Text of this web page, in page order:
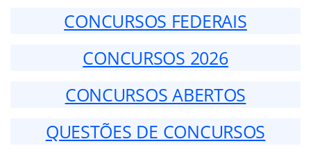
CONCURSOS FEDERAIS
CONCURSOS 2026
CONCURSOS ABERTOS
QUESTÕES DE CONCURSOS